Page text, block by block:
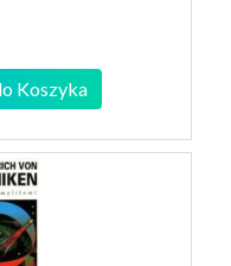
Koszyka